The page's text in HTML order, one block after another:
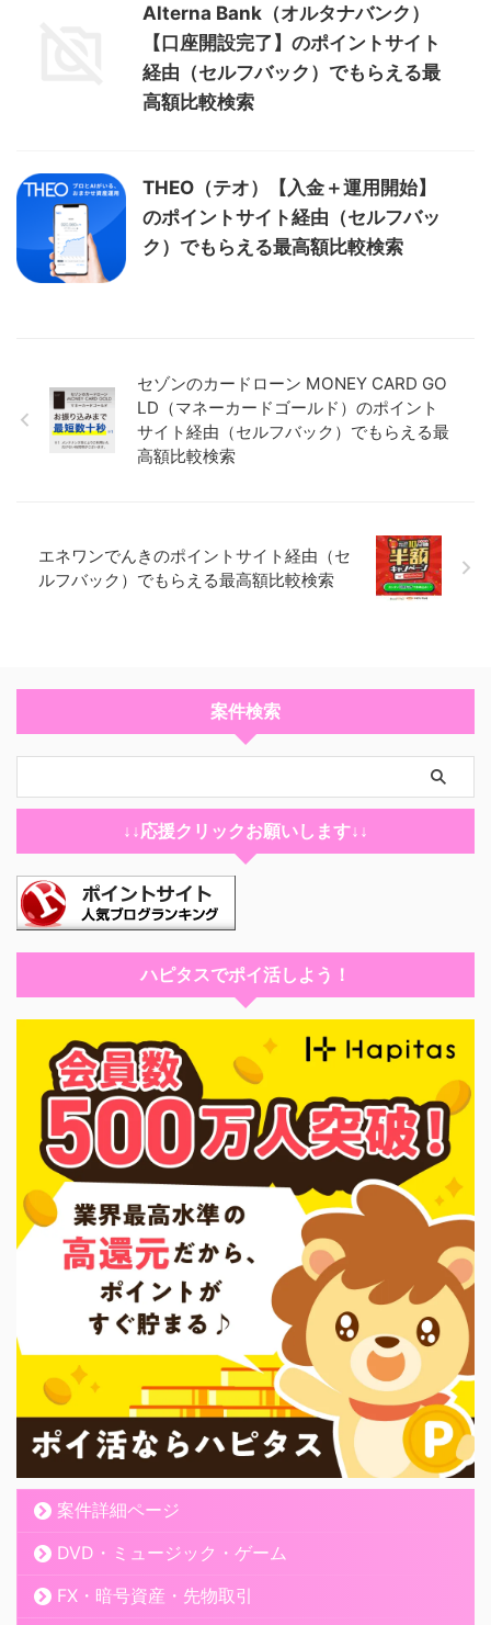
Alterna Bank（オルタナバンク）
【口座開設完了】のポイントサイト
経由（セルフバック）でもらえる最
高額比較検索
THEO（テオ）【入金＋運用開始】
のポイントサイト経由（セルフバッ
ク）でもらえる最高額比較検索
セゾンのカードローン MONEY CARD GO
LD（マネーカードゴールド）のポイント
サイト経由（セルフバック）でもらえる最
高額比較検索
エネワンでんきのポイントサイト経由（セ
ルフバック）でもらえる最高額比較検索
案件検索
↓↓応援クリックお願いします↓↓
ハピタスでポイ活しよう！
案件詳細ページ
DVD・ミュージック・ゲーム
FX・暗号資産・先物取引